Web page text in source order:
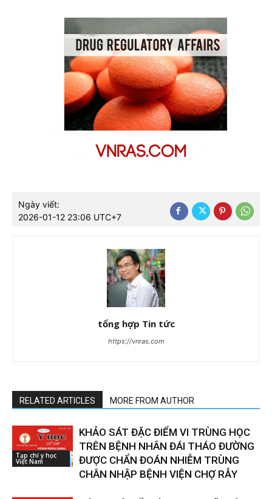
Ngày viết:
2026-01-12 23:06 UTC+7
tổng hợp Tin tức
https://vnras.com
RELATED ARTICLES MORE FROM AUTHOR
Tạp chí y học
Việt Nam
KHẢO SÁT ĐẶC ĐIỂM VI TRÙNG HỌC
TRÊN BỆNH NHÂN ĐÁI THÁO ĐƯỜNG
ĐƯỢC CHẨN ĐOÁN NHIỄM TRÙNG
CHÂN NHẬP BỆNH VIỆN CHỢ RẪY